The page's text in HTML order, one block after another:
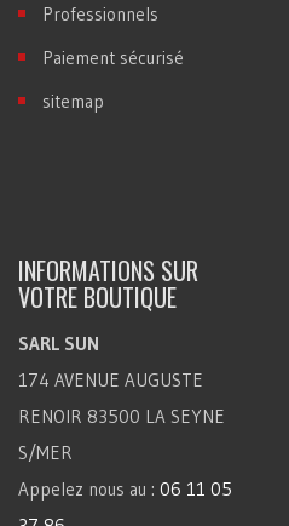
Professionnels
Paiement sécurisé
sitemap
INFORMATIONS SUR
VOTRE BOUTIQUE
SARL SUN
174 AVENUE AUGUSTE
RENOIR 83500 LA SEYNE
S/MER
Appelez nous au : 06 11 05